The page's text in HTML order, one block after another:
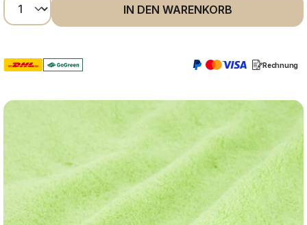
Produkt Anzahl: Gib den gewünschten
IN DEN WARENKORB
Rechnung